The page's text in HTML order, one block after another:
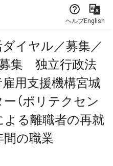
ヘルプEnglish
イヤル／募集／
集 独立行政法
雇用支援機構宮城
（ポリテクセン
よる離職者の再就
間の職業